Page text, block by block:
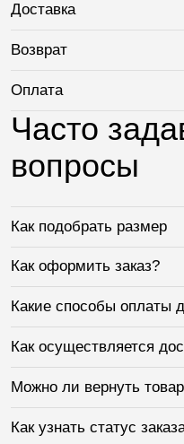
Доставка
Возврат
Оплата
Часто
вопросы
Как подобрать размер
Как оформить заказ?
Какие способы оплаты
Как осуществляется
Можно ли вернуть
Как узнать статус